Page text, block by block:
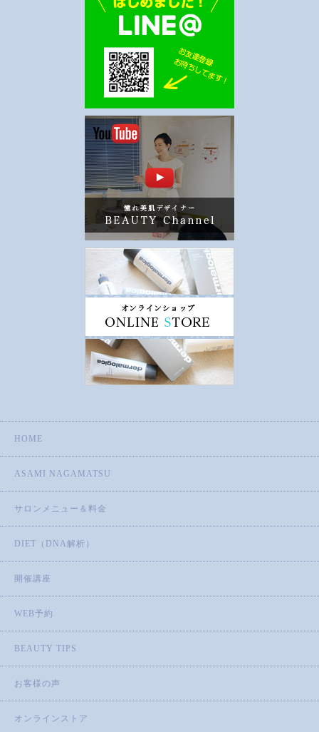
HOME
ASAMI NAGAMATSU
サロンメニュー＆料金
DIET（DNA解析）
開催講座
WEB予約
BEAUTY TIPS
お客様の声
オンラインストア